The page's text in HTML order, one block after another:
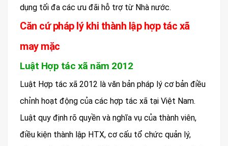
dụng tối đa các ưu đãi hỗ trợ từ Nhà nước.
Căn cứ pháp lý khi thành lập hợp tác xã
may mặc
Luật Hợp tác xã năm 2012
Luật Hợp tác xã 2012 là văn bản pháp lý cơ bản điều
chỉnh hoạt động của các hợp tác xã tại Việt Nam.
Luật quy định rõ quyền và nghĩa vụ của thành viên,
điều kiện thành lập HTX, cơ cấu tổ chức quản lý,